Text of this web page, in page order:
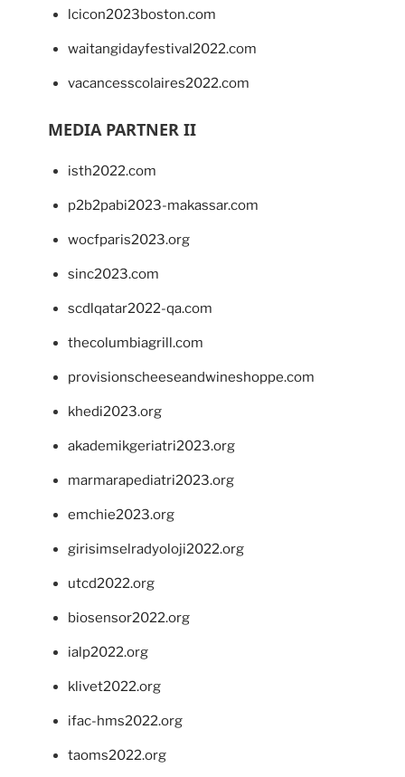
lcicon2023boston.com
waitangidayfestival2022.com
vacancesscolaires2022.com
MEDIA PARTNER II
isth2022.com
p2b2pabi2023-makassar.com
wocfparis2023.org
sinc2023.com
scdlqatar2022-qa.com
thecolumbiagrill.com
provisionscheeseandwineshoppe.com
khedi2023.org
akademikgeriatri2023.org
marmarapediatri2023.org
emchie2023.org
girisimselradyoloji2022.org
utcd2022.org
biosensor2022.org
ialp2022.org
klivet2022.org
ifac-hms2022.org
taoms2022.org